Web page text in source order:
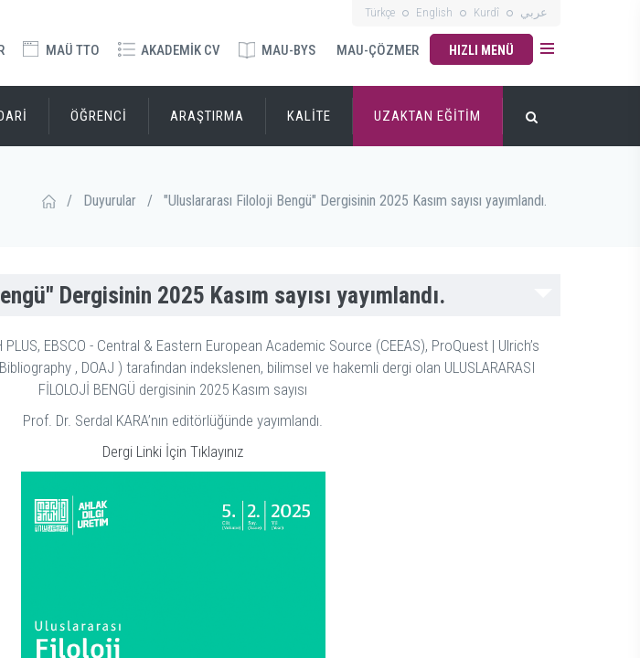
Türkçe English Kurdî عربي
MAÜ TTO AKADEMİK CV MAU-BYS MAU-ÇÖZMER HIZLI MENÜ
ÖĞRENCİ ARAŞTIRMA KALİTE UZAKTAN EĞİTİM
/ Duyurular / "Uluslararası Filoloji Bengü" Dergisinin 2025 Kasım sayısı yayımlandı.
Dergisinin 2025 Kasım sayısı yayımlandı.
PLUS, EBSCO - Central & Eastern European Academic Source (CEEAS), ProQuest | Ulrich’s
, DOAJ ) tarafından indekslenen, bilimsel ve hakemli dergi olan ULUSLARARASI
FİLOLOJİ BENGÜ dergisinin 2025 Kasım sayısı
Prof. Dr. Serdal KARA’nın editörlüğünde yayımlandı.
Dergi Linki İçin Tıklayınız